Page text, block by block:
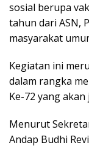
sosial berupa
tahun dari ASN,
masyarakat
Kegiatan ini
dalam rangka
Ke-72 yang
Menurut
Andap Budhi